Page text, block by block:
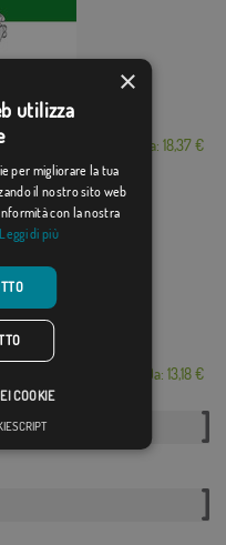
Da: 18,37 €
Da: 13,18 €
×
utilizza
per migliorare la tua
il nostro sito web
con la nostra
Leggi di più
COOKIE